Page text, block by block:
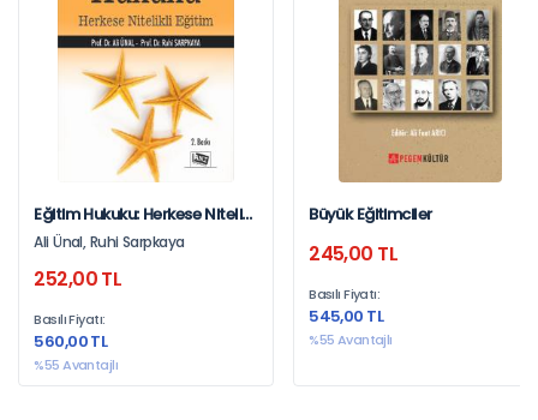
Eğitim Hukuku: Herkese Nitelikli
Eğitim Ali Ünal, Ruhi Sarpkaya
252,00 TL
Basılı Fiyatı:
560,00 TL
%55 Avantajlı
Büyük Eğitimciler
245,00 TL
Basılı Fiyatı:
545,00 TL
%55 Avantajlı